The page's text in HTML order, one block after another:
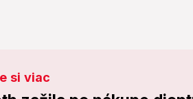
si viac